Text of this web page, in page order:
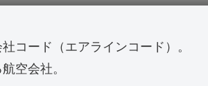
コード（エアラインコード）。
空会社。